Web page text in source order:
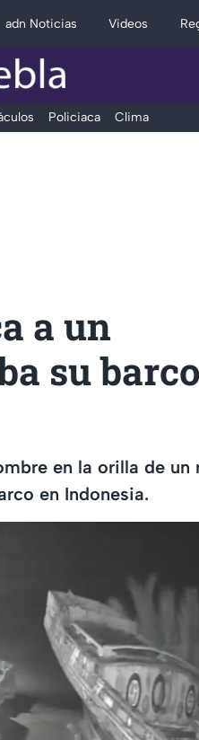
adn Noticias Videos
Policiaca Clima
a un
su barco
en la orilla de un
en Indonesia.